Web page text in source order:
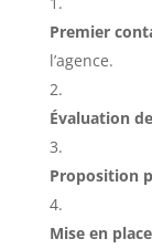
Premier
l’agence.
Évaluation
Proposition
Mise en